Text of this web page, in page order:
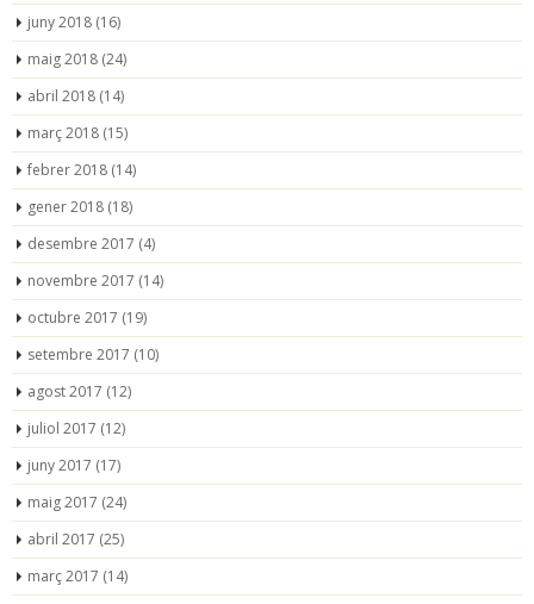
juny 2018 (16)
maig 2018 (24)
abril 2018 (14)
març 2018 (15)
febrer 2018 (14)
gener 2018 (18)
desembre 2017 (4)
novembre 2017 (14)
octubre 2017 (19)
setembre 2017 (10)
agost 2017 (12)
juliol 2017 (12)
juny 2017 (17)
maig 2017 (24)
abril 2017 (25)
març 2017 (14)